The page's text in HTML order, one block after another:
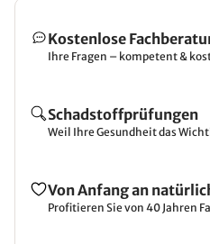
Kostenlose
Ihre Fragen – kompetent &
Schadstoffprüfungen
Weil Ihre Gesundheit das
Von Anfang an
Profitieren Sie von 40 Jahren